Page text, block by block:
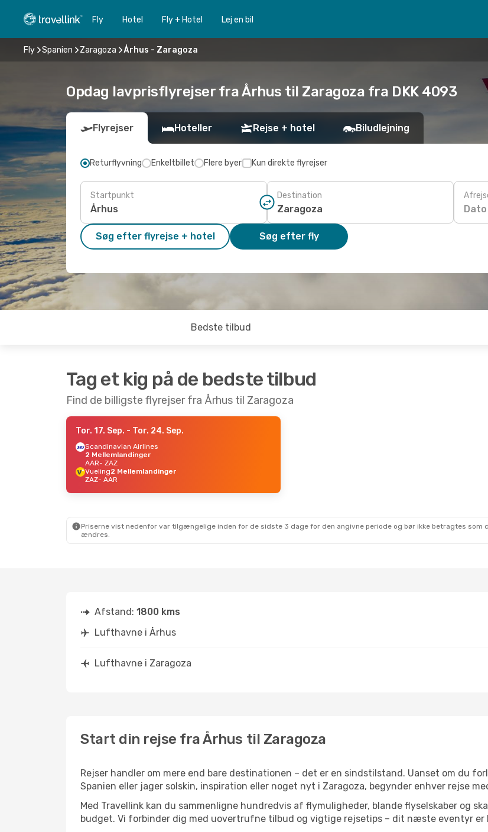
Fly Hotel Fly + Hotel Lej en bil
Fly Spanien Zaragoza Århus - Zaragoza
Opdag lavprisflyrejser fra Århus til Zaragoza fra DKK 4093
Flyrejser Hoteller Rejse + hotel Biludlejning
Returflyvning Enkeltbillet Flere byer Kun direkte flyrejser
Startpunkt Destination
Dato
Søg efter flyrejse + hotel Søg efter fly
Bedste tilbud
Tag et kig på de bedste tilbud
Find de billigste flyrejser fra Århus til Zaragoza
Tor. 17. Sep. - Tor. 24. Sep.
Scandinavian Airlines
2 Mellemlandinger
AAR- ZAZ
Vueling2 Mellemlandinger
ZAZ- AAR
Priserne vist nedenfor var tilgængelige inden for de sidste 3 dage for den angivne periode og bør ikke betragtes
ændres.
Afstand: 1800 kms
Lufthavne i Århus
Lufthavne i Zaragoza
Start din rejse fra Århus til Zaragoza
Rejser handler om mere end bare destinationen – det er en sindstilstand. Uanset om du
Spanien eller jager solskin, inspiration eller noget nyt i Zaragoza, begynder enhver rejse
Med Travellink kan du sammenligne hundredvis af flymuligheder, blande flyselskaber og
budget. Vi forbinder dig med uovertrufne tilbud og vigtige rejsetips – dit næste eventyr er